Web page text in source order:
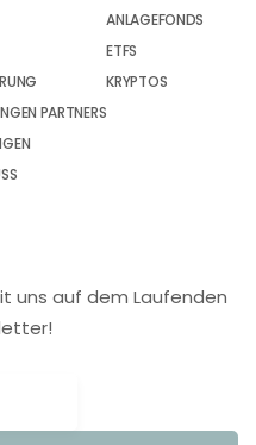
PARTNERS
ANLAGEFONDS
ETFS
KRYPTOS
uns auf dem Laufenden